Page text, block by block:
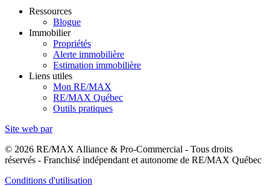
Ressources
Blogue
Immobilier
Propriétés
Alerte immobilière
Estimation immobilière
Liens utiles
Mon RE/MAX
RE/MAX Québec
Outils pratiques
Site web par
© 2026 RE/MAX Alliance & Pro-Commercial - Tous droits
réservés - Franchisé indépendant et autonome de RE/MAX Québec
Conditions d'utilisation